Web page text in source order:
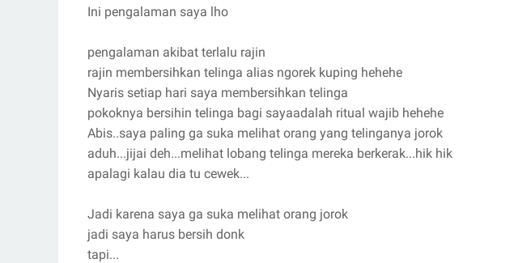
Ini pengalaman saya lho
pengalaman akibat terlalu rajin
rajin membersihkan telinga alias ngorek kuping hehehe
Nyaris setiap hari saya membersihkan telinga
pokoknya bersihin telinga bagi sayaadalah ritual wajib hehehe
Abis..saya paling ga suka melihat orang yang telinganya jorok
aduh...jijai deh...melihat lobang telinga mereka berkerak...hik hik
apalagi kalau dia tu cewek...
Jadi karena saya ga suka melihat orang jorok
jadi saya harus bersih donk
tapi...